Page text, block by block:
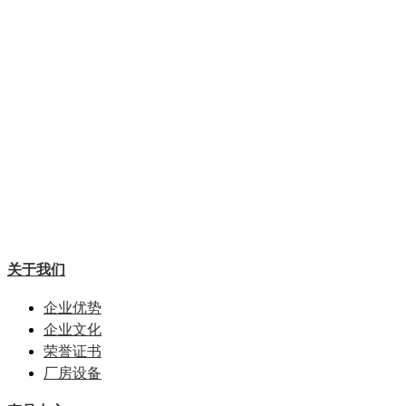
关于我们
企业优势
企业文化
荣誉证书
厂房设备